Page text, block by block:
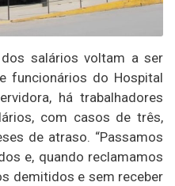
salários voltam a ser
funcionários do Hospital
há trabalhadores
com casos de três,
de atraso. “Passamos
e, quando reclamamos
demitidos e sem receber